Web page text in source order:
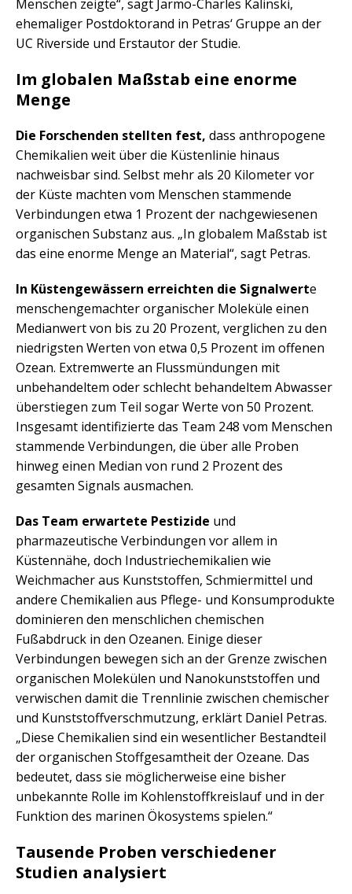
Menschen zeigte“, sagt Jarmo-Charles Kalinski,
ehemaliger Postdoktorand in Petras‘ Gruppe an der
UC Riverside und Erstautor der Studie.
Im globalen Maßstab eine enorme
Menge
Die Forschenden stellten fest, dass anthropogene
Chemikalien weit über die Küstenlinie hinaus
nachweisbar sind. Selbst mehr als 20 Kilometer vor
der Küste machten vom Menschen stammende
Verbindungen etwa 1 Prozent der nachgewiesenen
organischen Substanz aus. „In globalem Maßstab ist
das eine enorme Menge an Material“, sagt Petras.
In Küstengewässern erreichten die Signalwerte
menschengemachter organischer Moleküle einen
Medianwert von bis zu 20 Prozent, verglichen zu den
niedrigsten Werten von etwa 0,5 Prozent im offenen
Ozean. Extremwerte an Flussmündungen mit
unbehandeltem oder schlecht behandeltem Abwasser
überstiegen zum Teil sogar Werte von 50 Prozent.
Insgesamt identifizierte das Team 248 vom Menschen
stammende Verbindungen, die über alle Proben
hinweg einen Median von rund 2 Prozent des
gesamten Signals ausmachen.
Das Team erwartete Pestizide und
pharmazeutische Verbindungen vor allem in
Küstennähe, doch Industriechemikalien wie
Weichmacher aus Kunststoffen, Schmiermittel und
andere Chemikalien aus Pflege- und Konsumprodukte
dominieren den menschlichen chemischen
Fußabdruck in den Ozeanen. Einige dieser
Verbindungen bewegen sich an der Grenze zwischen
organischen Molekülen und Nanokunststoffen und
verwischen damit die Trennlinie zwischen chemischer
und Kunststoffverschmutzung, erklärt Daniel Petras.
„Diese Chemikalien sind ein wesentlicher Bestandteil
der organischen Stoffgesamtheit der Ozeane. Das
bedeutet, dass sie möglicherweise eine bisher
unbekannte Rolle im Kohlenstoffkreislauf und in der
Funktion des marinen Ökosystems spielen.“
Tausende Proben verschiedener
Studien analysiert